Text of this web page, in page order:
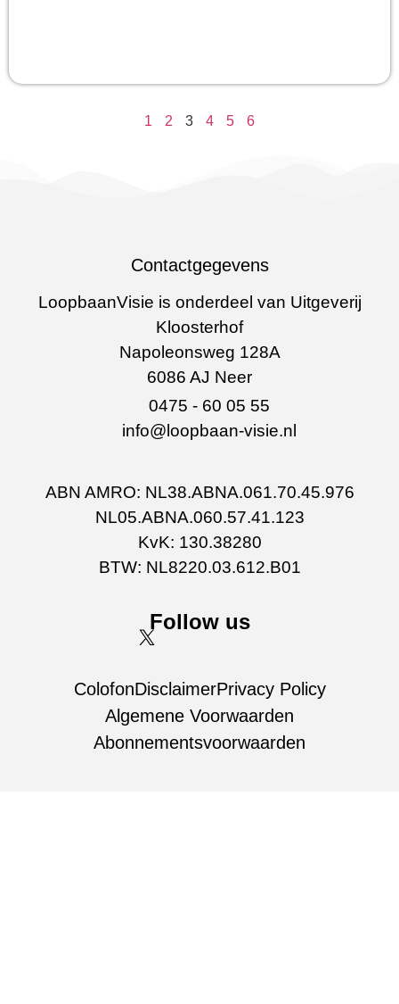
1 2 3 4 5 6
Contactgegevens
LoopbaanVisie is onderdeel van Uitgeverij
Kloosterhof
Napoleonsweg 128A
6086 AJ Neer
0475 - 60 05 55
info@loopbaan-visie.nl
ABN AMRO: NL38.ABNA.061.70.45.976
NL05.ABNA.060.57.41.123
KvK: 130.38280
BTW: NL8220.03.612.B01
Follow us
ColofonDisclaimerPrivacy Policy
Algemene Voorwaarden
Abonnementsvoorwaarden